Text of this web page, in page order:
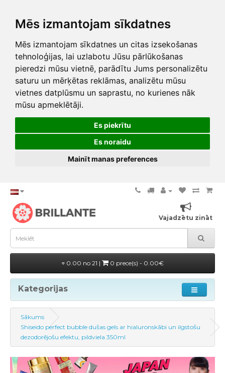
Mēs izmantojam sīkdatnes
Mēs izmantojam sīkdatnes un citas izsekošanas
tehnoloģijas, lai uzlabotu Jūsu pārlūkošanas
pieredzi mūsu vietnē, parādītu Jums personalizētu
saturu un mērķētas reklāmas, analizētu mūsu
vietnes datplūsmu un saprastu, no kurienes nāk
mūsu apmeklētāji.
Es piekrītu
Es noraidu
Mainīt manas preferences
Vajadzētu zināt
0.00 no 21 | 0 prece(s) - 0.00€
Kategorijas
Sākums
Shiseido perfect bubble dušas gels ar hialuronskābi un ilgstošu
dezodorējošu efektu, pildviela 350ml